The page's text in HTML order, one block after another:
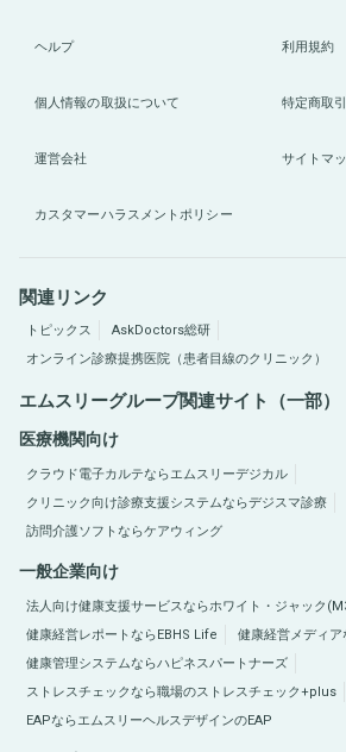
ヘルプ 利用規約
個人情報の取扱について 特定商取
運営会社 サイトマ
カスタマーハラスメントポリシー
関連リンク
トピックス
AskDoctors総研
オンライン診療提携医院（患者目線のクリニック）
エムスリーグループ関連サイト（一部）
医療機関向け
クラウド電子カルテならエムスリーデジカル
クリニック向け診療支援システムならデジスマ診療
訪問介護ソフトならケアウィング
一般企業向け
法人向け健康支援サービスならホワイト・ジャック
健康経営レポートならEBHS Life
健康経営メディア
健康管理システムならハピネスパートナーズ
ストレスチェックなら職場のストレスチェック+plus
EAPならエムスリーヘルスデザインのEAP